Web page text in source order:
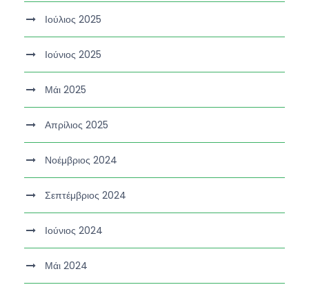
Ιούλιος 2025
Ιούνιος 2025
Μάι 2025
Απρίλιος 2025
Νοέμβριος 2024
Σεπτέμβριος 2024
Ιούνιος 2024
Μάι 2024